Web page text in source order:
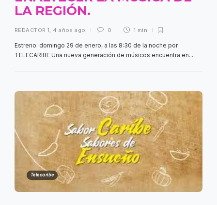
LA REGIÓN.
REDACTOR 1, 4 años ago 0 1 min
Estreno: domingo 29 de enero, a las 8:30 de la noche por
TELECARIBE Una nueva generación de músicos encuentra en...
Telecaribe